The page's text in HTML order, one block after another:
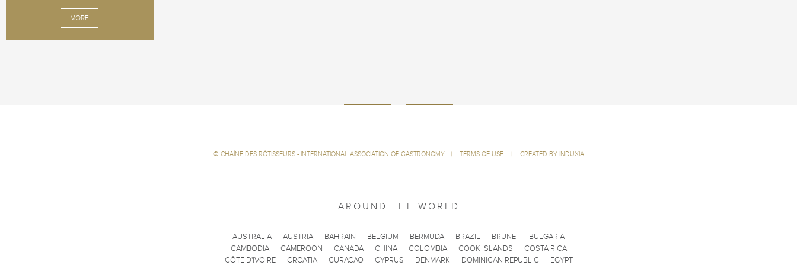
MORE
© CHAÎNE DES RÔTISSEURS - INTERNATIONAL ASSOCIATION OF GASTRONOMY | TERMS OF USE | CREATED BY INDUXIA
AROUND THE WORLD
AUSTRALIA AUSTRIA BAHRAIN BELGIUM BERMUDA BRAZIL BRUNEI
BULGARIA
CAMBODIA
CAMEROON CANADA CHINA COLOMBIA COOK ISLANDS
COSTA RICA
CÔTE D'IVOIRE
CROATIA CURACAO CYPRUS DENMARK DOMINICAN REPUBLIC EGYPT